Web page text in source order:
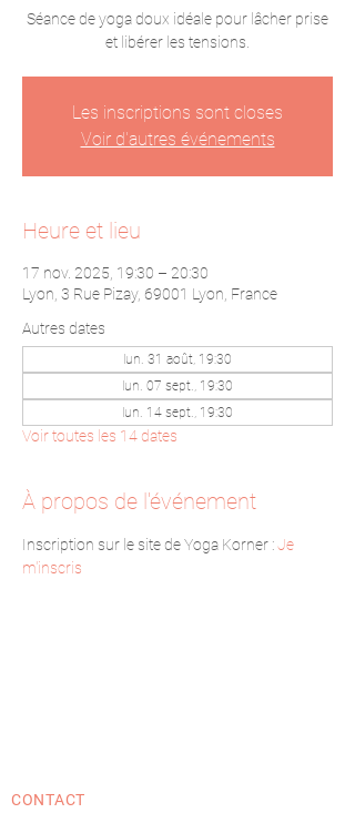
Séance de yoga doux idéale pour lâcher prise
et libérer les tensions.
Les inscriptions sont closes
Voir d'autres événements
Heure et lieu
17 nov. 2025, 19:30 – 20:30
Lyon, 3 Rue Pizay, 69001 Lyon, France
Autres dates
lun. 31 août, 19:30
lun. 07 sept., 19:30
lun. 14 sept., 19:30
Voir toutes les 14 dates
À propos de l'événement
Inscription sur le site de Yoga Korner : Je
m'inscris
CONTACT